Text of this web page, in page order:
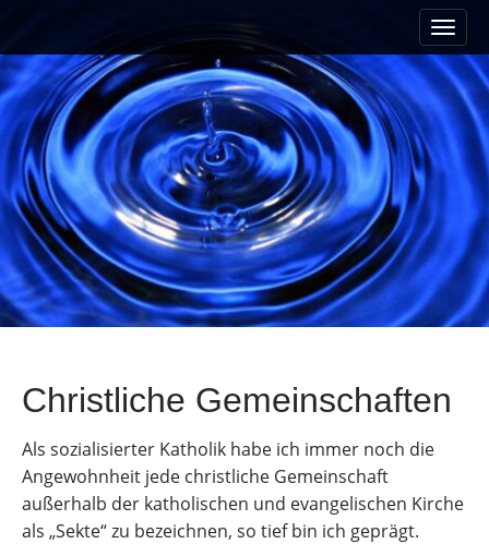
i
n
m
e
i
p
t
o
n
t
e
n
t
Christliche Gemeinschaften
Als sozialisierter Katholik habe ich immer noch die
Angewohnheit jede christliche Gemeinschaft
außerhalb der katholischen und evangelischen Kirche
als „Sekte“ zu bezeichnen, so tief bin ich geprägt.